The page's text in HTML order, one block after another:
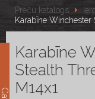
Preču katalogs
Karabīne Winchester
Karabīne
Stealth
M14x1